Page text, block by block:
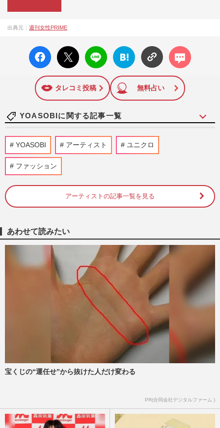
成27年）1月に開設された主婦と生活社が運営する日本のニュ
陣の執筆記事を配信するほか、女性週刊誌『週刊女性』の誌
面に掲載された記事から、インターネット利用者層にとって
特に関心の高い題材の記事を、WEB向けにリライトして配信
しています！
出典元： 週刊女性PRIME
facebo
ok い
X ポス
ト
LINE
はてな
ブック
に追加
コメン
ト
タレコミ投稿 無料占い
YOASOBIに関する記事一覧
コラボTシャツ発表も「さすがに違和感」
《NHK紅白歌合戦 本当に見たい「紅
組」ランキング》松田聖子、Ado、
週刊女性2025年11月25日号 2025/11/15
『RADWIMPS』野田洋次郎、NHK特番
で“タトゥー”全見えのタンクトップ姿を披
露も懸念される「紅白出場」の…
週刊女性PRIME 2025/10/18
YOASOBI・Ayase、衝撃タトゥー姿を披
露して「NHK出られない」激減する地上
波と貫く“我が道スタイル”
『YOASOBI』大好きなロックすぎる私…
週刊女性PRIME
YOASOBI アーティスト ユニクロ
ファッション
アーティストの記事一覧を見る
あわせて読みたい
宝くじの“運任せ”から抜けた人だけ変わる
PR(合同会社デジタルファーム )